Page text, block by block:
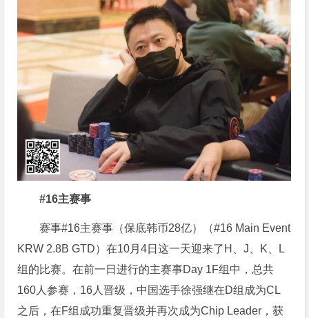
#16主赛事
赛事#16主赛事（保底韩币28亿）（#16 Main Event
KRW 2.8B GTD）在10月4日这一天迎来了H、J、K、L
组的比赛。在前一日进行的主赛事Day 1F组中，总共
160人参赛，16人晋级，中国选手徐强继在D组成为CL
之后，在F组成功重复晋级并再次成为Chip Leader，获